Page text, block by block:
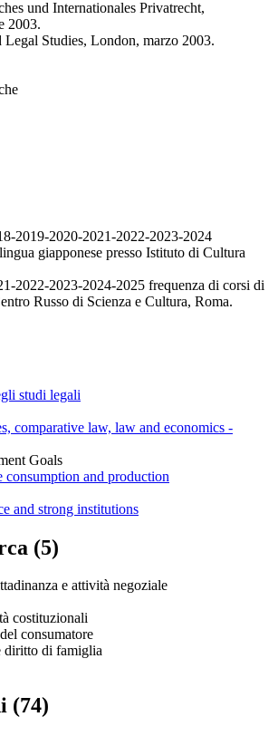
und Internationales Privatrecht,
2003.
Studies, London, marzo 2003.
2019-2020-2021-2022-2023-2024
giapponese presso Istituto di Cultura
2022-2023-2024-2025 frequenza di corsi di
Russo di Scienza e Cultura, Roma.
studi legali
comparative law, law and economics -
Goals
consumption and production
and strong institutions
(5)
e attività negoziale
costituzionali
consumatore
diritto di famiglia
(74)